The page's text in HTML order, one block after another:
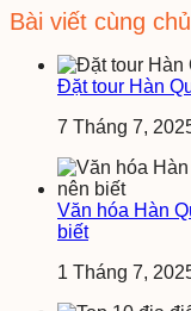
Bài viết cùng
Đặt tour Hàn
7 Tháng 7,
Văn hóa Hàn
biết
1 Tháng 7,